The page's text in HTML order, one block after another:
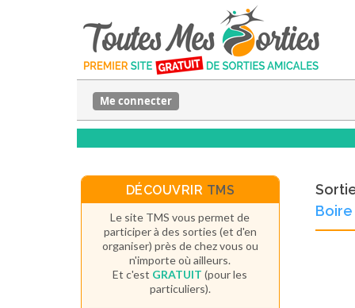
Me connecter
DÉCOUVRIR TMS
Le site TMS vous permet de
participer à des sorties (et d'en
organiser) près de chez vous ou
n'importe où ailleurs.
Et c'est GRATUIT (pour les
particuliers).